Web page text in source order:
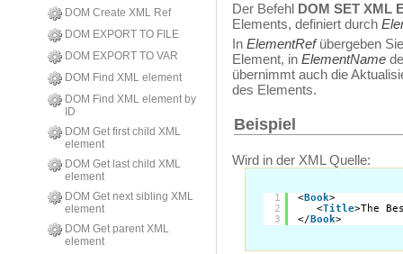
DOM Create XML Ref
DOM EXPORT TO FILE
DOM EXPORT TO VAR
DOM Find XML element
DOM Find XML element by
ID
DOM Get first child XML
element
DOM Get last child XML
element
DOM Get next sibling XML
element
DOM Get parent XML
element
Der Befehl DOM SET XML
Elements, definiert durch
In ElementRefübergeben
Element, in ElementName
übernimmt auch die
des Elements.
Beispiel
Wird in der XML Quelle:
1
2
3
<Book>
<Title>The
</ Book>